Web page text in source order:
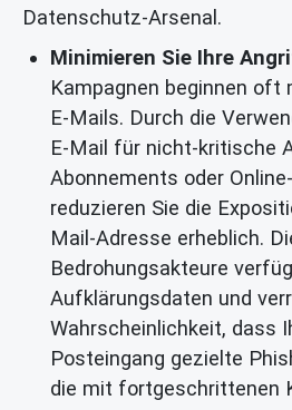
Datenschutz-Arsenal.
Minimieren Sie Ihre
Kampagnen beginnen oft
E-Mails. Durch die
E-Mail für nicht-kritische
Abonnements oder
reduzieren Sie die
Mail-Adresse erheblich.
Bedrohungsakteure
Aufklärungsdaten und
Wahrscheinlichkeit, dass
Posteingang gezielte
die mit fortgeschrittenen